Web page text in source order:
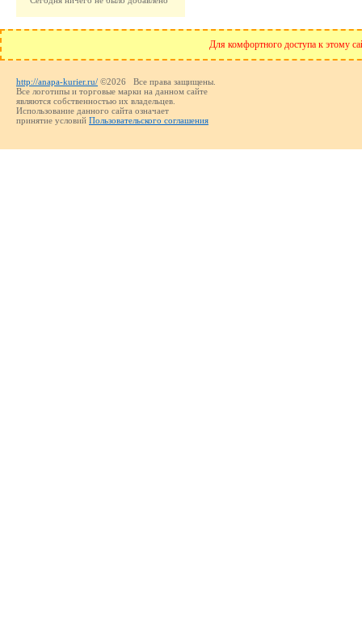
Для комфортного доступа к этому
http://anapa-kurier.ru/ ©2026 Все права защищены.
Все логотипы и торговые марки на данном сайте
являются собственностью их владельцев.
Использование данного сайта означает
принятие условий Пользовательского соглашения